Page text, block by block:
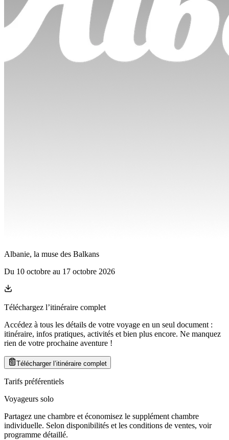
Albanie, la muse des Balkans
Du 10 octobre au 17 octobre 2026
Téléchargez l’itinéraire complet
Accédez à tous les détails de votre voyage en un seul document :
itinéraire, infos pratiques, activités et bien plus encore. Ne manquez
rien de votre prochaine aventure !
Télécharger l’itinéraire complet
Tarifs préférentiels
Voyageurs solo
Partagez une chambre et économisez le supplément chambre
individuelle. Selon disponibilités et les conditions de ventes, voir
programme détaillé.